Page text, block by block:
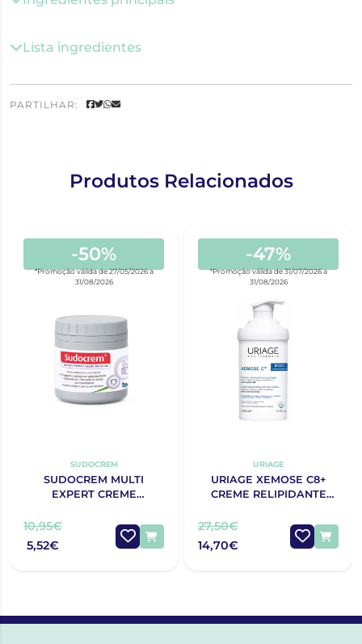
Lista ingredientes
PARTILHAR:
Produtos Relacionados
-50%
*Promoção válida de 27/05/2026 a
31/08/2026
SUDOCREM
SUDOCREM MULTI
EXPERT CREME
10,95€
5,52€
-47%
*Promoção válida de 31/07/2026 a
31/08/2026
URIAGE
URIAGE XEMOSE C8+
CREME RELIPIDANTE
27,50€
14,70€